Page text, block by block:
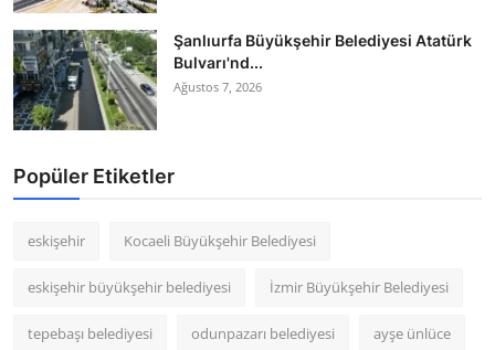
Şanlıurfa Büyükşehir Belediyesi Atatürk
Bulvarı'nd...
Ağustos 7, 2026
Popüler Etiketler
eskişehir Kocaeli Büyükşehir Belediyesi
eskişehir büyükşehir belediyesi İzmir Büyükşehir Belediyesi
tepebaşı belediyesi odunpazarı belediyesi ayşe ünlüce